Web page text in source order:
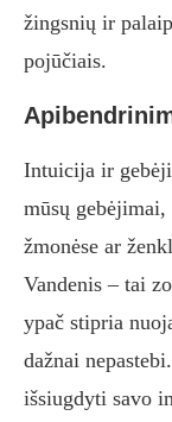
žingsnių ir
pojūčiais.
Intuicija ir
mūsų
žmonėse ar
Vandenis – tai
ypač stipria
dažnai
išsiugdyti savo